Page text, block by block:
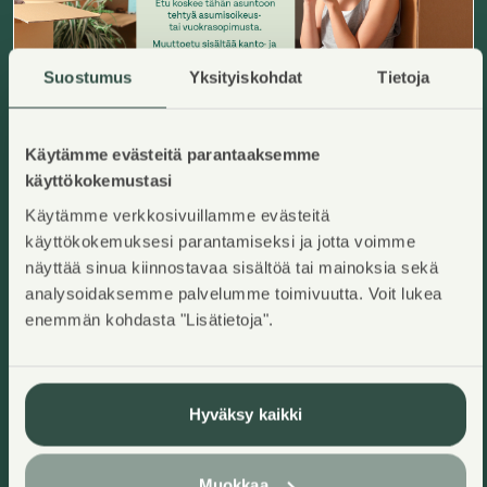
Suostumus Yksityiskohdat Tietoja
Käytämme evästeitä parantaaksemme
käyttökokemustasi
Käytämme verkkosivuillamme evästeitä
käyttökokemuksesi parantamiseksi ja jotta voimme
näyttää sinua kiinnostavaa sisältöä tai mainoksia sekä
analysoidaksemme palvelumme toimivuutta. Voit lukea
enemmän kohdasta "Lisätietoja".
Hyväksy kaikki
Ruutikuja 5 D 21
Helsinki, Kivikko
113m2
Asumisoikeuskoti
5H+K+S,Rivitalo
Käyttövastike/kk:1581,75€
Asumisoikeusmaksu:39814,43€
Rakennusvuosi:2001
Kerros:1-2/2